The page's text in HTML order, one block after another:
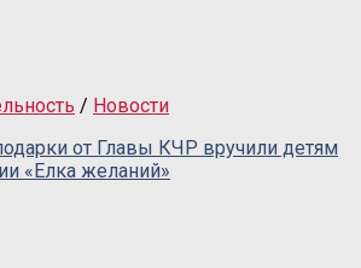
/ Новости
от Главы КЧР вручили детям
«Елка желаний»